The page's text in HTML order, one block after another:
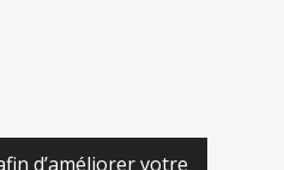
d’améliorer votre